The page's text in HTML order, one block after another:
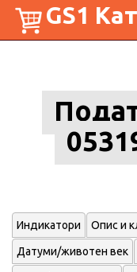
GS1
Индикатори Опис и
Датуми/животен век